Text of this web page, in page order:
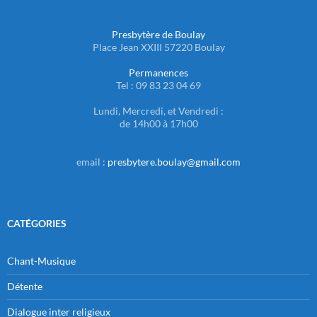
Presbytère de Boulay
Place Jean XXIII 57220 Boulay
Permanences
Tel : 09 83 23 04 69
Lundi, Mercredi, et Vendredi :
de 14h00 à 17h00
email : presbytere.boulay@gmail.com
CATÉGORIES
Chant-Musique
Détente
Dialogue inter religieux